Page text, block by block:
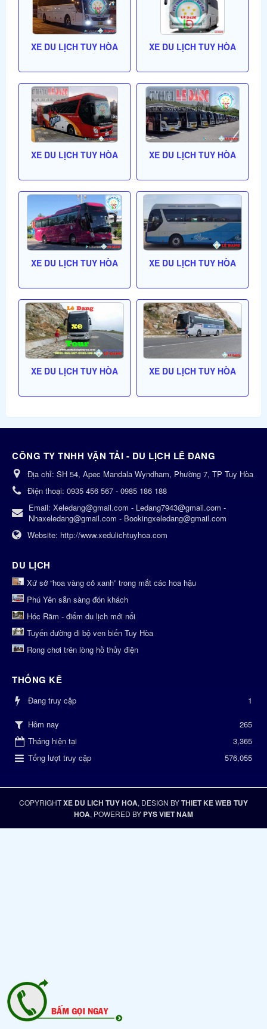
XE DU LỊCH TUY HÒA XE DU LỊCH TUY HÒA
XE DU LỊCH TUY HÒA XE DU LỊCH TUY HÒA
XE DU LỊCH TUY HÒA XE DU LỊCH TUY HÒA
XE DU LỊCH TUY HÒA XE DU LỊCH TUY HÒA
CÔNG TY TNHH VẬN TẢI - DU LỊCH LÊ ĐANG
Địa chỉ: SH 54, Apec Mandala Wyndham, Phường 7, TP Tuy Hòa
Điện thoại: 0935 456 567 - 0985 186 188
Email: Xeledang@gmail.com - Ledang7943@gmail.com -
Nhaxeledang@gmail.com - Bookingxeledang@gmail.com
Website: http://www.xedulichtuyhoa.com
DU LỊCH
Xứ sở “hoa vàng cỏ xanh” trong mắt các hoa hậu
Phú Yên sẵn sàng đón khách
Hóc Răm - điểm du lịch mới nổi
Tuyến đường đi bộ ven biển Tuy Hòa
Rong chơi trên lòng hồ thủy điện
THỐNG KÊ
Đang truy cập 1
Hôm nay
265
Tháng hiện tại
3,365
Tổng lượt truy cập
576,055
COPYRIGHTXE DU LICH TUY HOA, DESIGN BYTHIET KE WEB TUY
HOA, POWERED BY PYS VIET NAM